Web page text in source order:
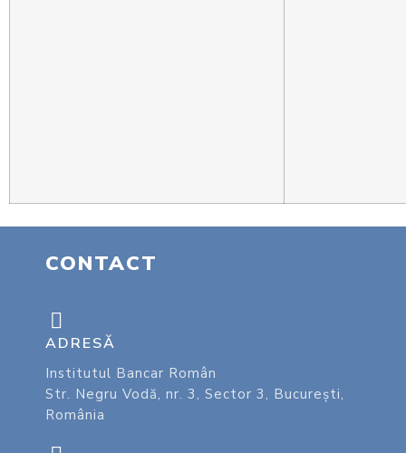
CONTACT
ADRESĂ
Institutul Bancar Român
Str. Negru Vodă, nr. 3, Sector 3, București,
România